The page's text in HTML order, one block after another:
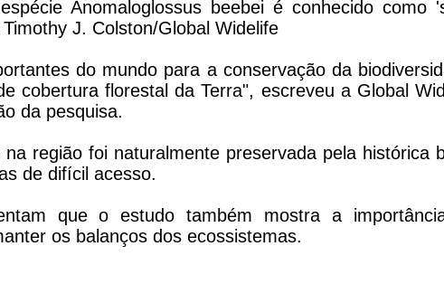
Anomaloglossus beebei é conhecido como
J. Colston/Global Widelife
do mundo para a conservação da
cobertura florestal da Terra", escreveu a Global
da pesquisa.
região foi naturalmente preservada pela histórica
de difícil acesso.
que o estudo também mostra a
os balanços dos ecossistemas.